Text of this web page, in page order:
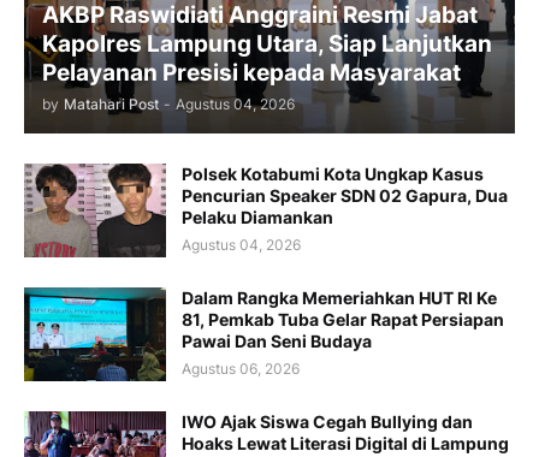
AKBP Raswidiati Anggraini Resmi Jabat
Kapolres Lampung Utara, Siap Lanjutkan
Pelayanan Presisi kepada Masyarakat
by Matahari Post - Agustus 04, 2026
Polsek Kotabumi Kota Ungkap Kasus
Pencurian Speaker SDN 02 Gapura, Dua
Pelaku Diamankan
Agustus 04, 2026
Dalam Rangka Memeriahkan HUT RI Ke
81, Pemkab Tuba Gelar Rapat Persiapan
Pawai Dan Seni Budaya
Agustus 06, 2026
IWO Ajak Siswa Cegah Bullying dan
Hoaks Lewat Literasi Digital di Lampung